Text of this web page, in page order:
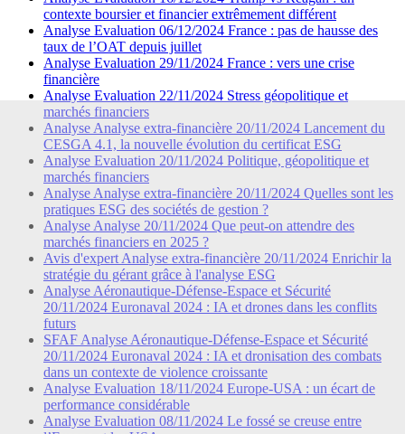
contexte boursier et financier extrêmement différent
Analyse Evaluation 06/12/2024 France : pas de hausse des
taux de l’OAT depuis juillet
Analyse Evaluation 29/11/2024 France : vers une crise
financière
Analyse Evaluation 22/11/2024 Stress géopolitique et
marchés financiers
Analyse Analyse extra-financière 20/11/2024 Lancement du
CESGA 4.1, la nouvelle évolution du certificat ESG
Analyse Evaluation 20/11/2024 Politique, géopolitique et
marchés financiers
Analyse Analyse extra-financière 20/11/2024 Quelles sont les
pratiques ESG des sociétés de gestion ?
Analyse Analyse 20/11/2024 Que peut-on attendre des
marchés financiers en 2025 ?
Avis d'expert Analyse extra-financière 20/11/2024 Enrichir la
stratégie du gérant grâce à l'analyse ESG
Analyse Aéronautique-Défense-Espace et Sécurité
20/11/2024 Euronaval 2024 : IA et drones dans les conflits
futurs
SFAF Analyse Aéronautique-Défense-Espace et Sécurité
20/11/2024 Euronaval 2024 : IA et dronisation des combats
dans un contexte de violence croissante
Analyse Evaluation 18/11/2024 Europe-USA : un écart de
performance considérable
Analyse Evaluation 08/11/2024 Le fossé se creuse entre